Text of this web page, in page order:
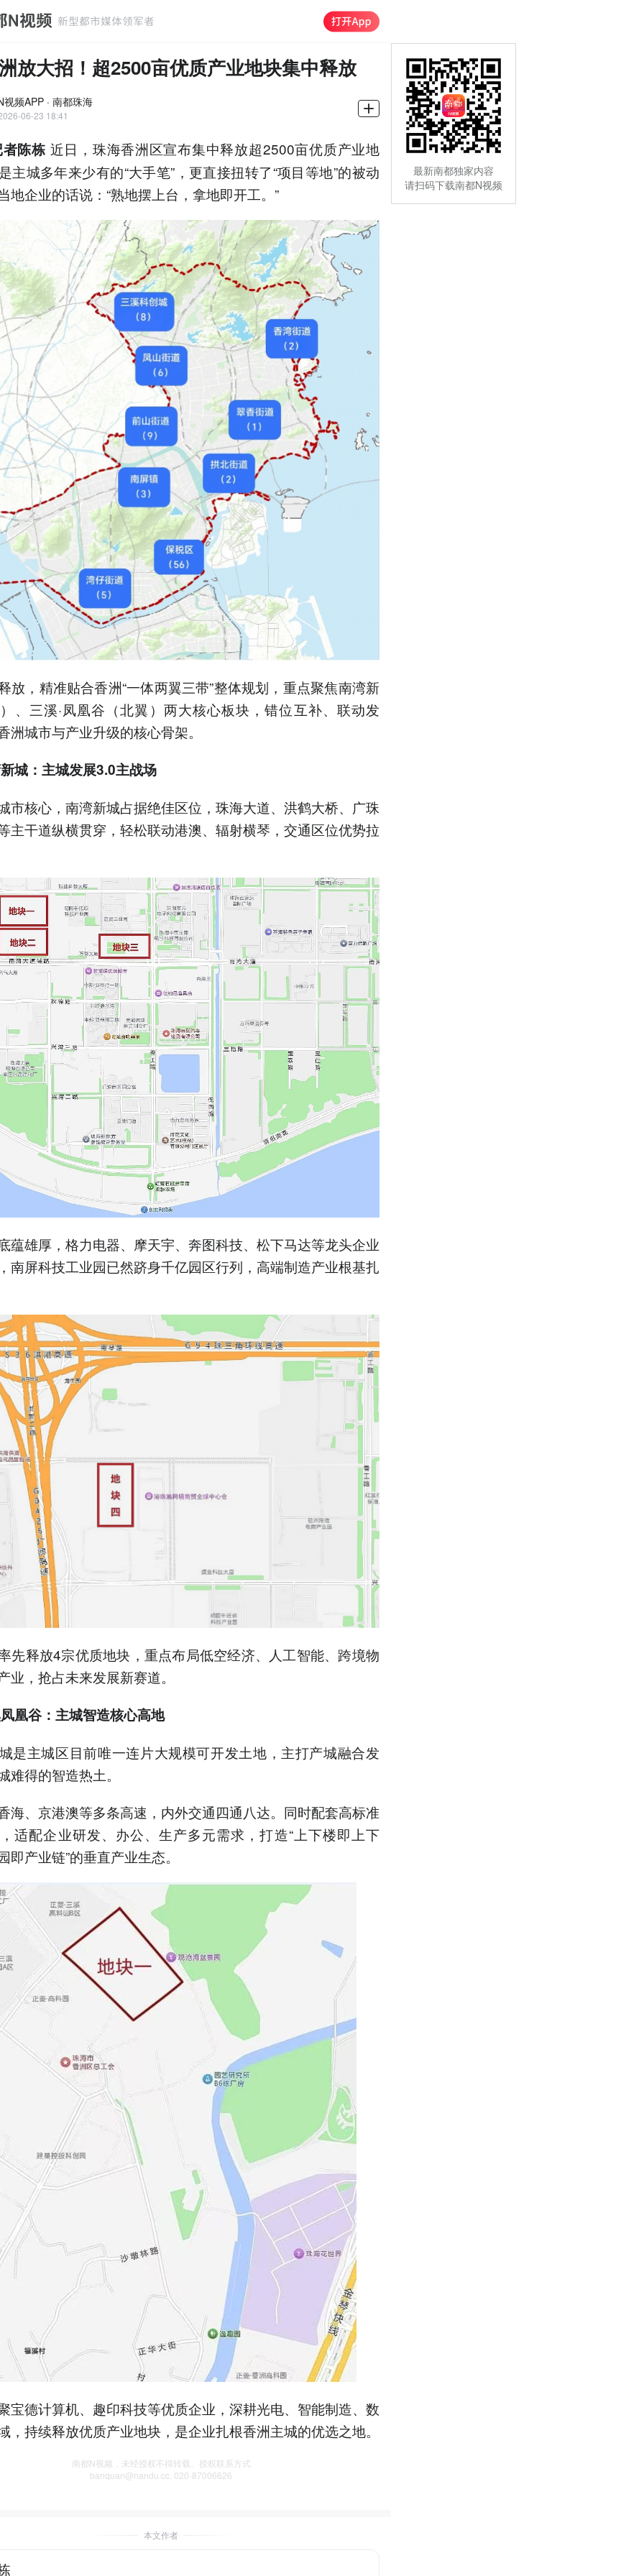
放大招！超2500亩优质产业地块集中释放
视频APP · 南都珠海
06-23 18:41
陈栋 近日，珠海香洲区宣布集中释放超2500亩优质产业地
主城多年来少有的“大手笔”，更直接扭转了“项目等地”的被动
地企业的话说：“熟地摆上台，拿地即开工。”
放，精准贴合香洲“一体两翼三带”整体规划，重点聚焦南湾新
、三溪·凤凰谷（北翼）两大核心板块，错位互补、联动发
洲城市与产业升级的核心骨架。
城：主城发展3.0主战场
市核心，南湾新城占据绝佳区位，珠海大道、洪鹤大桥、广珠
主干道纵横贯穿，轻松联动港澳、辐射横琴，交通区位优势拉
蕴雄厚，格力电器、摩天宇、奔图科技、松下马达等龙头企业
南屏科技工业园已然跻身千亿园区行列，高端制造产业根基扎
先释放4宗优质地块，重点布局低空经济、人工智能、跨境物
业，抢占未来发展新赛道。
凰谷：主城智造核心高地
是主城区目前唯一连片大规模可开发土地，主打产城融合发
难得的智造热土。
海、京港澳等多条高速，内外交通四通八达。同时配套高标准
适配企业研发、办公、生产多元需求，打造“上下楼即上下
即产业链”的垂直产业生态。
宝德计算机、趣印科技等优质企业，深耕光电、智能制造、数
，持续释放优质产业地块，是企业扎根香洲主城的优选之地。
南都N视频，未经授权不得转载、授权联系方式
banquan@nandu.cc. 020-87006626
本文作者
最新南都独家内容
请扫码下载南都N视频